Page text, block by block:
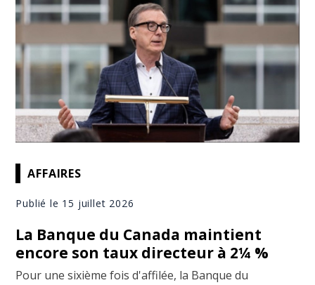
AFFAIRES
Publié le 15 juillet 2026
La Banque du Canada maintient
encore son taux directeur à 2¼ %
Pour une sixième fois d'affilée, la Banque du